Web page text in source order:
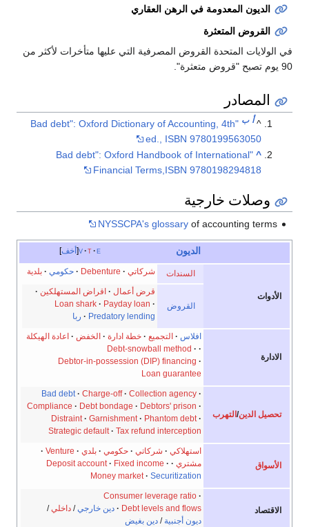
الديون المعدومة في الرهن العقاري
القروض المتعثرة
في الولايات المتحدة القروض المصرفية التي عليها متأخرات لأكثر من
90 يوم تصبح "قروض متعثرة".
المصادر
^أ ب
"Bad debt": Oxford Dictionary of Accounting, 4th
ed., ISBN 9780199563050
^
"Bad debt": Oxford Handbook of International
Financial Terms,ISBN 9780198294818
وصلات خارجية
NYSSCPA's glossaryof accounting terms
أخف v t e الديون
الأدوات
السندات شركاتي Debenture حكومي بلدية
القروض
قرض أعمال
اقراض المستهلكين
Loan shark
Payday loan
Predatory lending
ربا
الادارة
افلاس التجميع خطة ادارة الخفض
اعادة الهيكلة
Debt-snowball method
Debtor-in-possession (DIP) financing
Loan guarantee
تحصيل الدين/التهرب
Bad debt Charge-off
Collection agency
Compliance
Debt bondage
Debtors' prison
Distraint
Garnishment
Phantom debt
Strategic default
Tax refund interception
الأسواق
استهلاكي شركاتي حكومي بلدي
Venture
مشتري
Deposit account
Fixed income
Money market
Securitization
الاقتصاد
Consumer leverage ratio
Debt levels and flows
دين خارجي/داخلي/
ديون أجنبية /دين بغيض